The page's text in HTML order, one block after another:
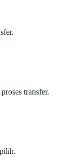
transfer.